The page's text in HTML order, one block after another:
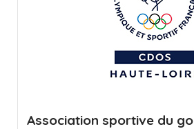
Association sportive du